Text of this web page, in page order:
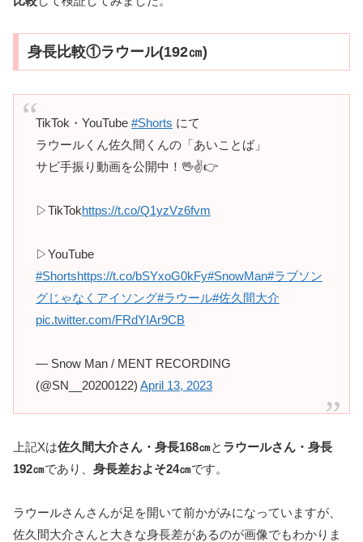
身長比較①ラウール(192㎝)
TikTok・YouTube #Shorts にて
ラウールくん佐久間くんの「あいことば」
サビ手振り動画を公開中！🖖✌️👉
▷TikTokhttps://t.co/Q1yzVz6fvm
▷YouTube
#Shortshttps://t.co/bSYxoG0kFy#SnowMan#ラブソン
グじゃなくアイソング#ラウール#佐久間大介
pic.twitter.com/FRdYIAr9CB
— Snow Man / MENT RECORDING
(@SN__20200122) April 13, 2023
上記Xは佐久間大介さん・身長168㎝と ラウールさん・身長
192㎝であり、 身長差およそ24㎝です。
ラウールさんさんが足を開いて前かがみになっていますが、
佐久間大介さんと大きな身長差があるのが画像でもわかりま